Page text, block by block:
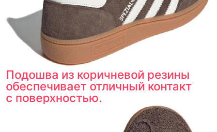
оригинальности
Товар сертифицирован и опломбирован.
Проверяем на оригинальность
по 16 параметрам.
Если придёт подделка — вернём деньги
в трёхкратном размере.
Как мы провеяем товары
Подошва из коричневой резины
обеспечивает отличный контакт
с поверхностью.